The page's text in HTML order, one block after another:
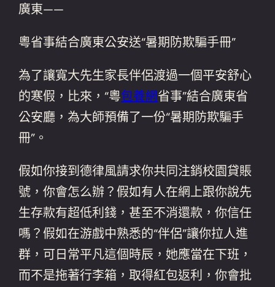
廣東——
粵省事結合廣東公安送“暑期防欺騙手冊”
為了讓寬大先生家長伴侶渡過一個平安舒心
的寒假，比來，“粵包養網省事”結合廣東省
公安廳，為大師預備了一份“暑期防欺騙手
冊”。
假如你接到德律風請求你共同注銷校園貸賬
號，你會怎么辦？假如有人在網上跟你說先
生存款有超低利錢，甚至不消還款，你信任
嗎？假如在游戲中熟悉的“伴侶”讓你拉人進
群，可日常平凡這個時辰，她應當在下班，
而不是拖著行李箱，取得紅包返利，你會批